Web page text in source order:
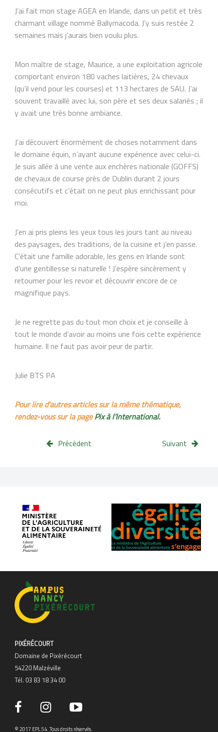
J’ai fait mon stage AGEA en Irlande, dans un petit et très
charmant village nommé Ballymacoda. J’y suis restée 2
semaines mais j’aurais bien voulu plus.
Mon maître de stage, Maurice, a une exploitation agricole
comportant environ 180 vaches laitières, 24 chevaux
(qu’il vend pour les courses) et 113 hectares de SAU. J’ai
souvent travaillé avec lui, son père et ses deux salariés ; il
y avait une très bonne ambiance.
J’ai découvert énormément de choses notamment dans
le domaine équin, n’ayant aucune expérience avec celui-ci.
Je suis allée à une vente aux enchères nationale (GOFFS)
de chevaux de course près de Dublin durant 2 jours
consécutifs et c’était on ne peut plus enrichissant pour
moi.
J’en ai pris pleins les yeux tous les jours tant au niveau
des paysages, des traditions, de la cuisine et j’en passe.
C’était une famille adorable, les gens en Irlande sont
d’une gentillesse si naturelle ! J’espère sincèrement y
retourner pour les revoir et découvrir encore de ce
magnifique pays.
Je ne regrette pas du tout mon choix et je conseille à
tout le monde d’avoir au moins une fois cette expérience
humaine. Il ne faut pas avoir peur de partir.
Julie BTS PA
Pour lire d’autres articles sur la même thématique,
rendez-vous sur la pagePix à l’International.
Suivant
Précédent
PIXÉRÉCOURT
Domaine de Pixérécourt
54220 Malzéville
Tél. 03 83 18 34 00
© 2017 EPL 54. Tous droits réservés.